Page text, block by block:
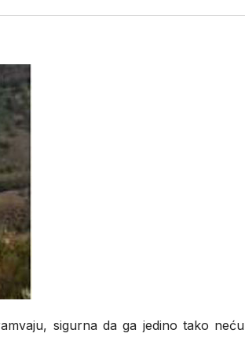
sigurna da ga jedino tako neću